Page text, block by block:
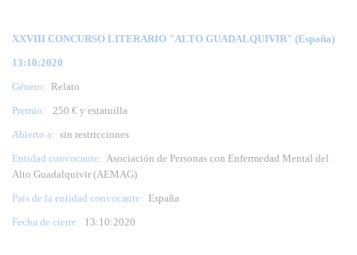
XXVIII CONCURSO LITERARIO "ALTO GUADALQUIVIR" (España)
13:10:2020
Género: Relato
Premio:
250 € y estatuilla
Abierto a: sin restricciones
Entidad convocante: Asociación de Personas con Enfermedad Mental del
Alto Guadalquivir (AEMAG)
País de la entidad convocante: España
Fecha de cierre: 13:10:2020